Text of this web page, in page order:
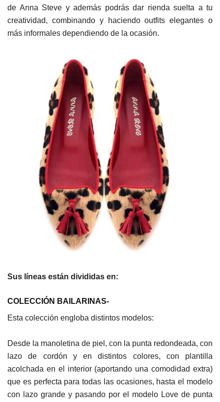
de Anna Steve y además podrás dar rienda suelta a tu
creatividad, combinando y haciendo outfits elegantes o
más informales dependiendo de la ocasión.
Sus líneas están divididas en:
COLECCIÓN BAILARINAS-
Esta colección engloba distintos modelos:
Desde la manoletina de piel, con la punta redondeada, con
lazo de cordón y en distintos colores, con plantilla
acolchada en el interior (aportando una comodidad extra)
que es perfecta para todas las ocasiones, hasta el modelo
con lazo grande y pasando por el modelo Love de punta